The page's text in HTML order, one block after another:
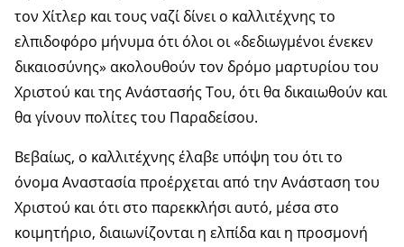
τον Χίτλερ και τους ναζί δίνει ο καλλιτέχνης το
ελπιδοφόρο μήνυμα ότι όλοι οι «δεδιωγμένοι ένεκεν
δικαιοσύνης» ακολουθούν τον δρόμο μαρτυρίου του
Χριστού και της Ανάστασής Του, ότι θα δικαιωθούν και
θα γίνουν πολίτες του Παραδείσου.
Βεβαίως, ο καλλιτέχνης έλαβε υπόψη του ότι το
όνομα Αναστασία προέρχεται από την Ανάσταση του
Χριστού και ότι στο παρεκκλήσι αυτό, μέσα στο
κοιμητήριο, διαιωνίζονται η ελπίδα και η προσμονή